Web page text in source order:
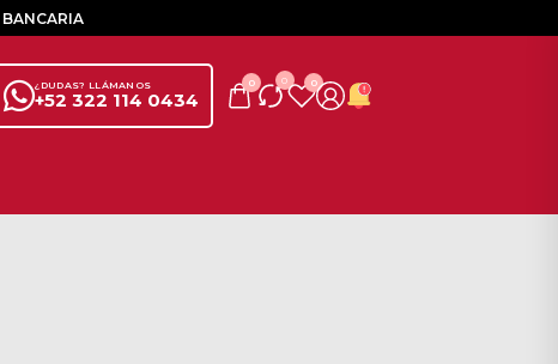
+52 322 114 0434
¿DUDAS? LLÁMANOS 0 0 0